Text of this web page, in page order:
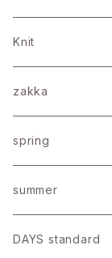
19/バーフィル天竺
16/ＢＤ天竺
アメリカンドライコッ
コットン
リネン天竺
Blouse
Onepiece
Bottoms
Knit
zakka
Stole
Bag
Other
spring
summer
DAYS standard